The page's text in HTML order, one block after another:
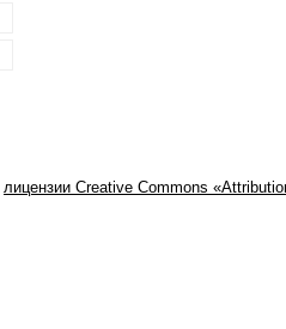
лицензии Creative Commons